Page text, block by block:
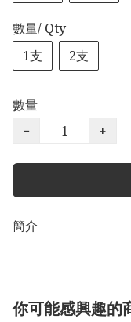
數量/ Qty
1支
2支
數量
−
+
簡介
你可能感興趣的